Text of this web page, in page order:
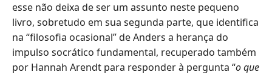
esse não deixa de ser um assunto neste pequeno
livro, sobretudo em sua segunda parte, que identifica
na “filosofia ocasional” de Anders a herança do
impulso socrático fundamental, recuperado também
por Hannah Arendt para responder à pergunta “o que